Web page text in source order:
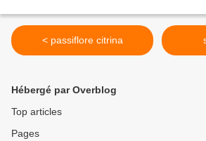
< passiflore citrina
Hébergé par Overblog
Top articles
Pages